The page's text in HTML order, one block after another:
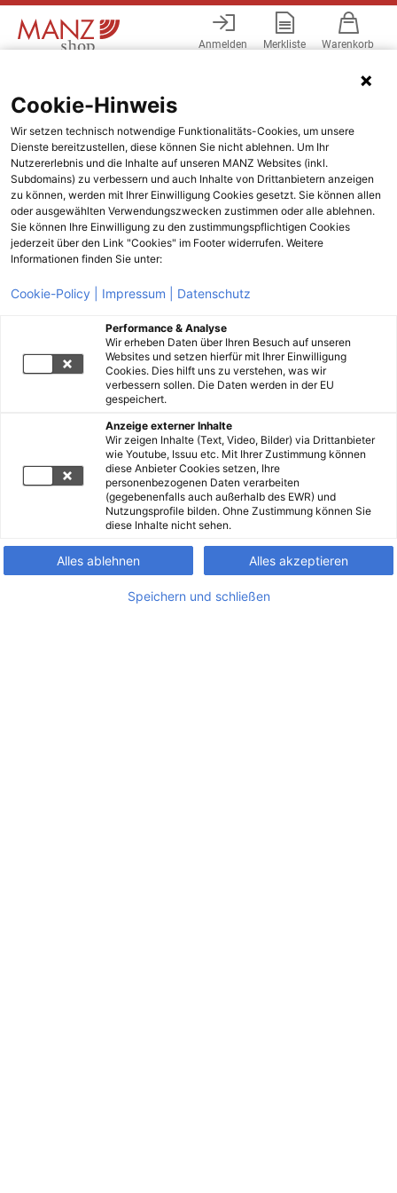
Anmelden Merkliste Warenkorb
Cookie-Hinweis
Wir setzen technisch notwendige Funktionalitäts-Cookies, um unsere
Dienste bereitzustellen, diese können Sie nicht ablehnen. Um Ihr
Nutzererlebnis und die Inhalte auf unseren MANZ Websites (inkl.
Subdomains) zu verbessern und auch Inhalte von Drittanbietern anzeigen
zu können, werden mit Ihrer Einwilligung Cookies gesetzt. Sie können allen
oder ausgewählten Verwendungszwecken zustimmen oder alle ablehnen.
Sie können Ihre Einwilligung zu den zustimmungspflichtigen Cookies
jederzeit über den Link "Cookies" im Footer widerrufen. Weitere
Informationen finden Sie unter:
Cookie-Policy | Impressum | Datenschutz
Performance & Analyse
Wir erheben Daten über Ihren Besuch auf unseren
Websites und setzen hierfür mit Ihrer Einwilligung
Cookies. Dies hilft uns zu verstehen, was wir
verbessern sollen. Die Daten werden in der EU
gespeichert.
Anzeige externer Inhalte
Wir zeigen Inhalte (Text, Video, Bilder) via Drittanbieter
wie Youtube, Issuu etc. Mit Ihrer Zustimmung können
diese Anbieter Cookies setzen, Ihre
personenbezogenen Daten verarbeiten
(gegebenenfalls auch außerhalb des EWR) und
Nutzungsprofile bilden. Ohne Zustimmung können Sie
diese Inhalte nicht sehen.
Alles ablehnen Alles akzeptieren
Speichern und schließen